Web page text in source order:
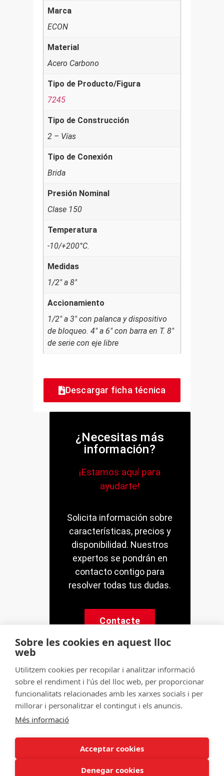
Marca
ECON
Material
Acero Carbono
Tipo de Producto/Figura
7245
Tipo de Construcción
2 – Vías
Tipo de Conexión
Brida
Presión Nominal
Clase 150
Temperatura
-10/+200°C.
Medidas
1/2" a 8"
Accionamiento
1/2" a 3" con palanca y dispositivo
de bloqueo. 4" a 6" con barra en T. 8"
de serie con eje libre
Descargar ficha técnica
¿Necesitas más
información?
¡Estamos aquí para
ayudarte!
Solicita información sobre
características, precios y
disponibilidad. Nuestros
expertos se pondrán en
contacto contigo para
resolver todas tus dudas.
Contacte
© Servitec S.A.
Tots els drets reservats
Made byCRONUTS.DIGITAL
Política de cookiesPolítica de qualitat
Sobre les cookies en aquest lloc
web
Utilitzem cookies per recopilar i analitzar informació
sobre el rendiment i l’ús del lloc web, per proporcionar
funcionalitats relacionades amb les xarxes socials i per
millorar i personalitzar el contingut i els anuncis.
Més informació
Acceptar cookies
Denegar cookies